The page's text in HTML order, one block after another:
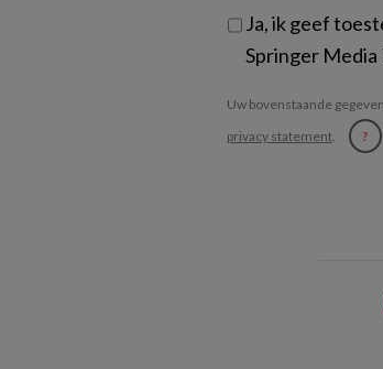
Ja, ik geef
Springer Media
Uw bovenstaande
privacy statement. ?